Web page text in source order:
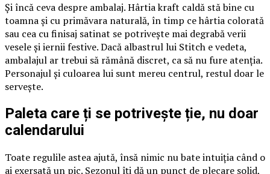
Și încă ceva despre ambalaj. Hârtia kraft caldă stă bine cu
toamna și cu primăvara naturală, în timp ce hârtia colorată
sau cea cu finisaj satinat se potrivește mai degrabă verii
vesele și iernii festive. Dacă albastrul lui Stitch e vedeta,
ambalajul ar trebui să rămână discret, ca să nu fure atenția.
Personajul și culoarea lui sunt mereu centrul, restul doar le
servește.
Paleta care ți se potrivește ție, nu doar
calendarului
Toate regulile astea ajută, însă nimic nu bate intuiția când o
ai exersată un pic. Sezonul îți dă un punct de plecare solid,